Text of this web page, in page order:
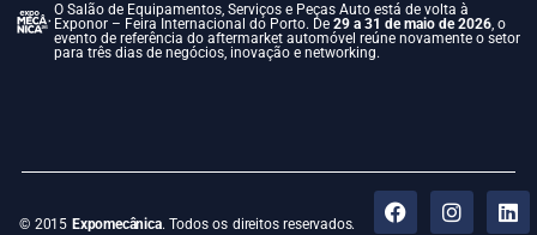
O Salão de Equipamentos, Serviços e Peças Auto está de volta à
Exponor – Feira Internacional do Porto. De29 a 31 de maio de 2026, o
evento de referência do aftermarket automóvel reúne novamente o setor
para três dias de negócios, inovação e networking.
© 2015 Expomecânica. Todos os direitos reservados.